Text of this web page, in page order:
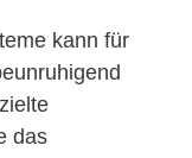
kann für
das